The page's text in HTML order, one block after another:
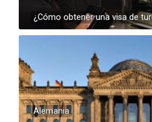
¿Cómo obtener una visa de
Alemania